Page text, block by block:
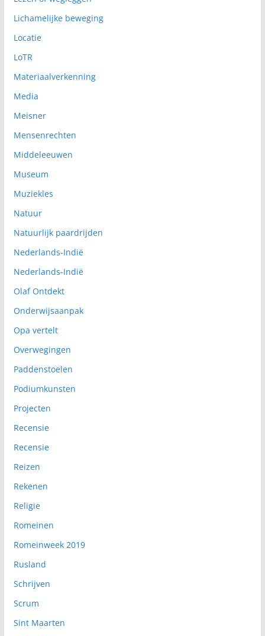
Lichamelijke beweging
Locatie
LoTR
Materiaalverkenning
Media
Meisner
Mensenrechten
Middeleeuwen
Museum
Muziekles
Natuur
Natuurlijk paardrijden
Nederlands-Indië
Nederlands-Indië
Olaf Ontdekt
Onderwijsaanpak
Opa vertelt
Overwegingen
Paddenstoelen
Podiumkunsten
Projecten
Recensie
Recensie
Reizen
Rekenen
Religie
Romeinen
Romeinweek 2019
Rusland
Schrijven
Scrum
Sint Maarten